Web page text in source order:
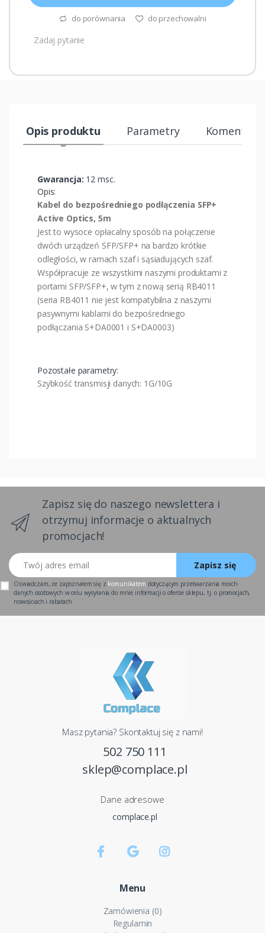
do porównania do przechowalni
Zadaj pytanie
Opis produktu Parametry
Gwarancja: 12 msc.
Opis:
Kabel do bezpośredniego podłączenia SFP+
Active Optics, 5m
Jest to wysoce opłacalny sposób na połączenie
dwóch urządzeń SFP/SFP+ na bardzo krótkie
odległości, w ramach szaf i sąsiadujących szaf.
Współpracuje ze wszystkimi naszymi produktami z
portami SFP/SFP+, w tym z nową serią RB4011
(seria RB4011 nie jest kompatybilna z naszymi
pasywnymi kablami do bezpośredniego
podłączania S+DA0001 i S+DA0003)
Pozostałe parametry:
Szybkość transmisji danych: 1G/10G
Zapisz się do naszego newslettera i
otrzymuj informacje o aktualnych
promocjach!
Twój adres email
Zapisz się
Oświadczam, że zapoznałem się z komunikatem dotyczącym przetwarzania moich
danych osobowych w celu wysyłania do mnie informacji o ofercie sklepu, tj. o promocjach,
nowościach i rabatach
Masz pytania? Skontaktuj się z nami!
502 750 111
sklep@complace.pl
Dane adresowe
complace.pl
Menu
Zamówienia (0)
Regulamin